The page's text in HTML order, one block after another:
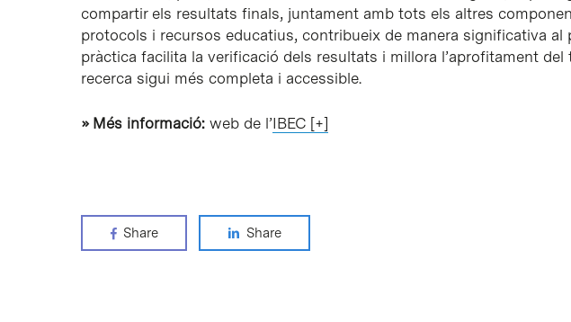
compartir els resultats finals, juntament amb tots els altres
protocols i recursos educatius, contribueix de manera significativa al
pràctica facilita la verificació dels resultats i millora l’aprofitament
recerca sigui més completa i accessible.
» Més informació: web de l’IBEC [+]
Share Share